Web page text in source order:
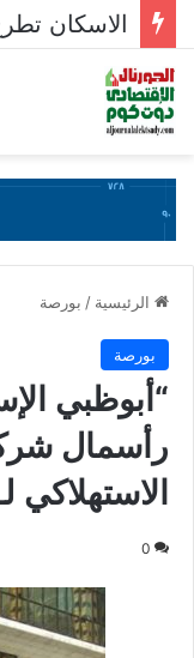
الرئيسية / بورصة
بورصة
“أبوظبي
رأسمال
الاستهلاكي لـ100 مليون
0